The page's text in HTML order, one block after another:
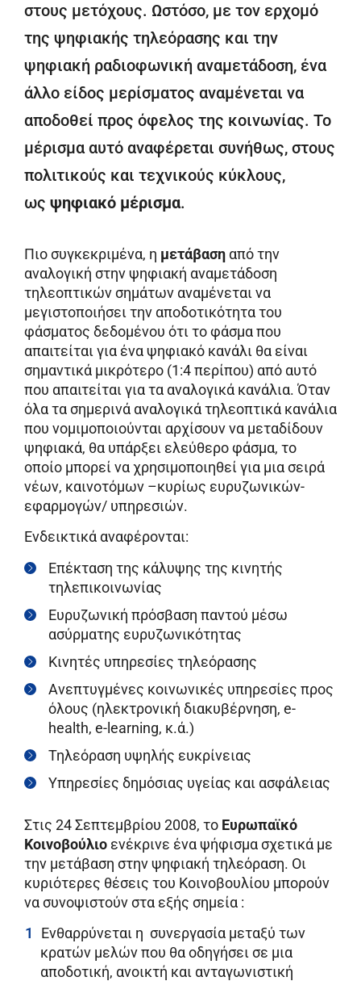
στους μετόχους. Ωστόσο, με τον ερχομό
της ψηφιακής τηλεόρασης και την
ψηφιακή ραδιοφωνική αναμετάδοση, ένα
άλλο είδος μερίσματος αναμένεται να
αποδοθεί προς όφελος της κοινωνίας. Το
μέρισμα αυτό αναφέρεται συνήθως, στους
πολιτικούς και τεχνικούς κύκλους,
ως ψηφιακό μέρισμα.
Πιο συγκεκριμένα, η μετάβαση από την
αναλογική στην ψηφιακή αναμετάδοση
τηλεοπτικών σημάτων αναμένεται να
μεγιστοποιήσει την αποδοτικότητα του
φάσματος δεδομένου ότι το φάσμα που
απαιτείται για ένα ψηφιακό κανάλι θα είναι
σημαντικά μικρότερο (1:4 περίπου) από αυτό
που απαιτείται για τα αναλογικά κανάλια. Όταν
όλα τα σημερινά αναλογικά τηλεοπτικά κανάλια
που νομιμοποιούνται αρχίσουν να μεταδίδουν
ψηφιακά, θα υπάρξει ελεύθερο φάσμα, το
οποίο μπορεί να χρησιμοποιηθεί για μια σειρά
νέων, καινοτόμων –κυρίως ευρυζωνικών-
εφαρμογών/ υπηρεσιών.
Ενδεικτικά αναφέρονται:
Επέκταση της κάλυψης της κινητής
τηλεπικοινωνίας
Ευρυζωνική πρόσβαση παντού μέσω
ασύρματης ευρυζωνικότητας
Κινητές υπηρεσίες τηλεόρασης
Ανεπτυγμένες κοινωνικές υπηρεσίες προς
όλους (ηλεκτρονική διακυβέρνηση, e-
health, e-learning, κ.ά.)
Τηλεόραση υψηλής ευκρίνειας
Υπηρεσίες δημόσιας υγείας και ασφάλειας
Στις 24 Σεπτεμβρίου 2008, το Ευρωπαϊκό
Κοινοβούλιο ενέκρινε ένα ψήφισμα σχετικά με
την μετάβαση στην ψηφιακή τηλεόραση. Οι
κυριότερες θέσεις του Κοινοβουλίου μπορούν
να συνοψιστούν στα εξής σημεία :
Ενθαρρύνεται η συνεργασία μεταξύ των
κρατών μελών που θα οδηγήσει σε μια
αποδοτική, ανοικτή και ανταγωνιστική